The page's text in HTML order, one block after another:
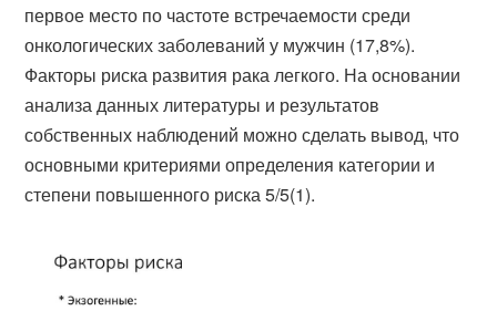
первое место по частоте встречаемости среди
онкологических заболеваний у мужчин (17,8%).
Факторы риска развития рака легкого. На основании
анализа данных литературы и результатов
собственных наблюдений можно сделать вывод, что
основными критериями определения категории и
степени повышенного риска 5/5(1).